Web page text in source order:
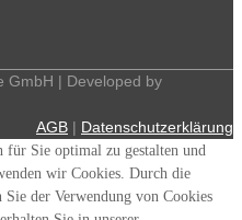
GmbH | Developed by
AGB | Datenschutzerklärung
für Sie optimal zu gestalten und
wir Cookies. Durch die
der Verwendung von Cookies